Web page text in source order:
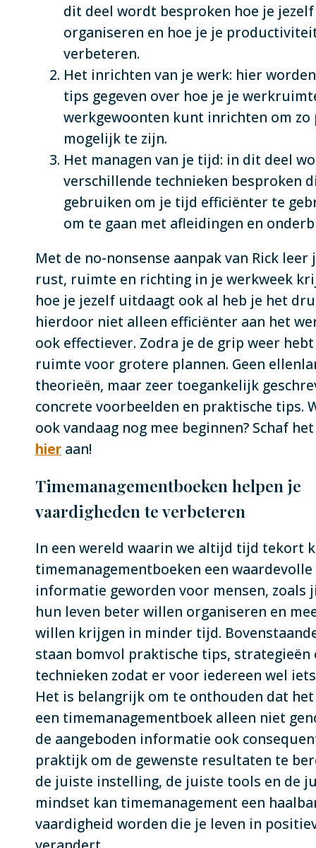
dit deel wordt besproken hoe je
organiseren en hoe je je
verbeteren.
Het inrichten van je werk: hier
tips gegeven over hoe je je
werkgewoonten kunt inrichten om
mogelijk te zijn.
Het managen van je tijd: in dit deel
verschillende technieken besproken
gebruiken om je tijd efficiënter te
om te gaan met afleidingen en
Met de no-nonsense aanpak van Rick leer
rust, ruimte en richting in je werkweek
hoe je jezelf uitdaagt ook al heb je het
hierdoor niet alleen efficiënter aan het
ook effectiever. Zodra je de grip weer
ruimte voor grotere plannen. Geen
theorieën, maar zeer toegankelijk
concrete voorbeelden en praktische tips.
ook vandaag nog mee beginnen? Schaf
hier aan!
Timemanagementboeken helpen je
vaardigheden te verbeteren
In een wereld waarin we altijd tijd tekort
timemanagementboeken een
informatie geworden voor mensen, zoals
hun leven beter willen organiseren en
willen krijgen in minder tijd.
staan bomvol praktische tips, strategieën
technieken zodat er voor iedereen wel
Het is belangrijk om te onthouden dat het
een timemanagementboek alleen niet
de aangeboden informatie ook
praktijk om de gewenste resultaten te
de juiste instelling, de juiste tools en de
mindset kan timemanagement een
vaardigheid worden die je leven in